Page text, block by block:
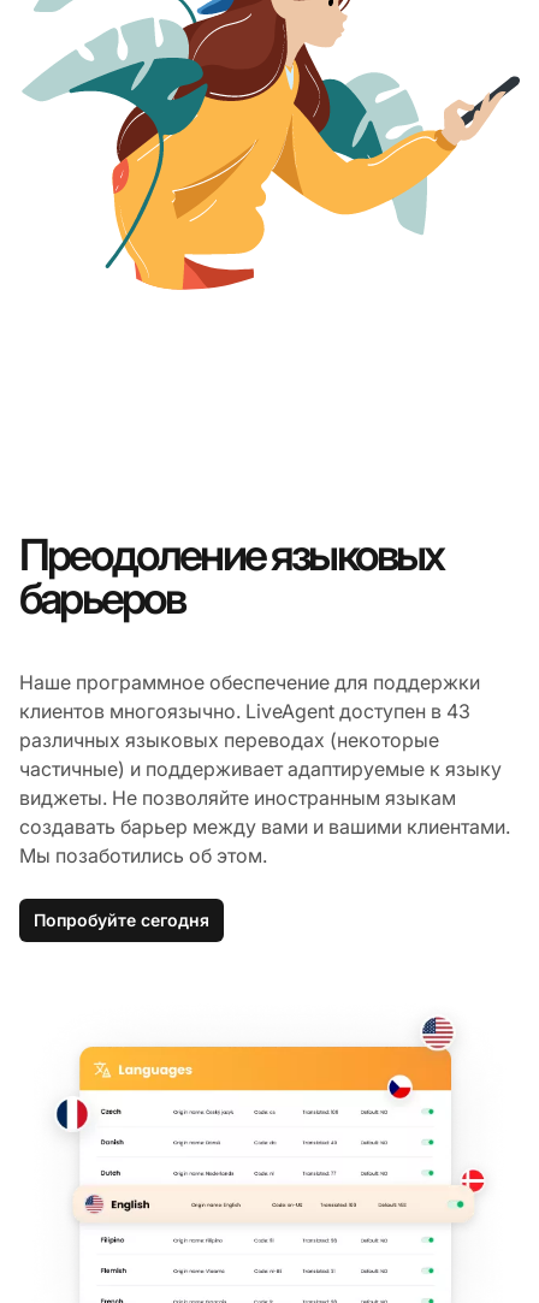
Преодоление языковых
барьеров
Наше программное обеспечение для поддержки
клиентов многоязычно. LiveAgent доступен в 43
различных языковых переводах (некоторые
частичные) и поддерживает адаптируемые к языку
виджеты. Не позволяйте иностранным языкам
создавать барьер между вами и вашими клиентами.
Мы позаботились об этом.
Попробуйте сегодня